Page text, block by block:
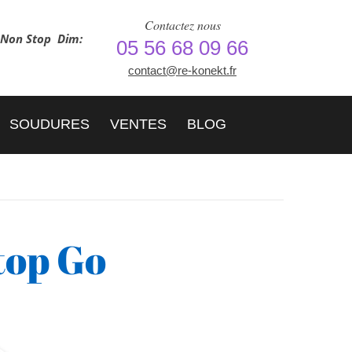
Stop Dim:
Contactez nous
05 56 68 09 66
contact@re-konekt.fr
SOUDURES VENTES BLOG
Go